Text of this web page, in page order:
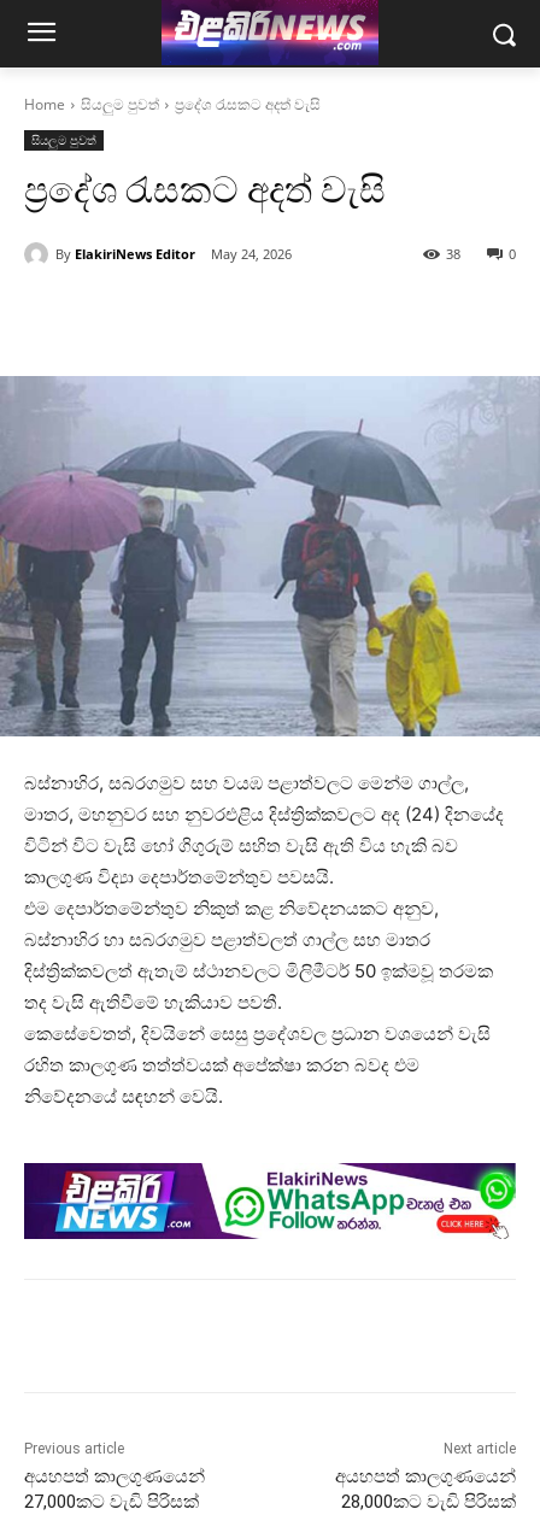
Home සියලුම පුවත් ප්‍රදේශ රැසකට අදත් වැසි
සියලුම පුවත්
ප්‍රදේශ රැසකට අදත් වැසි
By ElakiriNews Editor May 24, 2026 0
38
බස්නාහිර, සබරගමුව සහ වයඹ පළාත්වලට මෙන්ම ගාල්ල,
මාතර, මහනුවර සහ නුවරඑළිය දිස්ත්‍රික්කවලට අද (24) දිනයේද
විටින් විට වැසි හෝ ගිගුරුම් සහිත වැසි ඇති විය හැකි බව
කාලගුණ විද්‍යා දෙපාර්තමේන්තුව පවසයි.
එම දෙපාර්තමේන්තුව නිකුත් කළ නිවේදනයකට අනුව,
බස්නාහිර හා සබරගමුව පළාත්වලත් ගාල්ල සහ මාතර
දිස්ත්‍රික්කවලත් ඇතැම් ස්ථානවලට මිලිමීටර් 50 ඉක්මවූ තරමක
තද වැසි ඇතිවීමේ හැකියාව පවතී.
කෙසේවෙතත්, දිවයිනේ සෙසු ප්‍රදේශවල ප්‍රධාන වශයෙන් වැසි
රහිත කාලගුණ තත්ත්වයක් අපේක්ෂා කරන බවද එම
නිවේදනයේ සඳහන් වෙයි.
Previous article
අයහපත් කාලගුණයෙන්
27,000කට වැඩි පිරිසක්
Next article
අයහපත් කාලගුණයෙන්
28,000කට වැඩි පිරිසක්